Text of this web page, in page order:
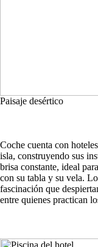
Paisaje desértico
Coche cuenta con
isla, construyendo sus
brisa constante, ideal
con su tabla y su vela.
fascinación que
entre quienes practican